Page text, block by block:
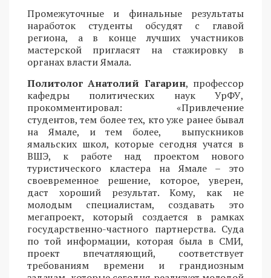
Промежуточные и финальные результаты
наработок студенты обсудят с главой
региона, а в конце лучших участников
мастерской пригласят на стажировку в
органах власти Ямала.
Политолог Анатолий Гагарин, профессор
кафедры политических наук УрФУ,
прокомментировал: «Привлечение
студентов, тем более тех, кто уже ранее бывал
на Ямале, и тем более, выпускников
ямальских школ, которые сегодня учатся в
ВШЭ, к работе над проектом нового
туристического кластера на Ямале – это
своевременное решение, которое, уверен,
даст хороший результат. Кому, как не
молодым специалистам, создавать это
мегапроект, который создается в рамках
государственно-частного партнерства. Суда
по той информации, которая была в СМИ,
проект впечатляющий, соответствует
требованиям времени и грандиозным